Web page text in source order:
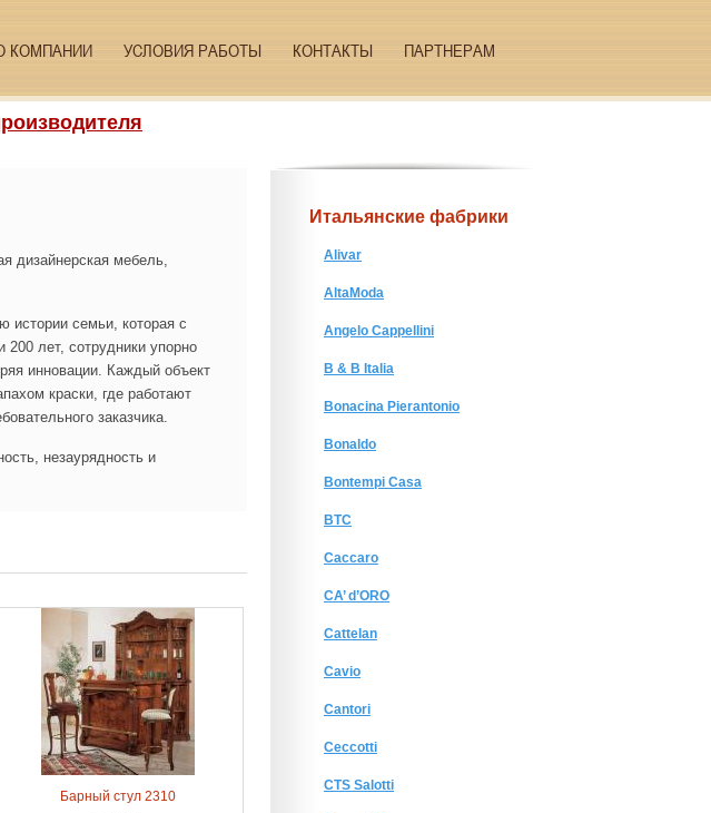
КОМПАНИИ УСЛОВИЯ РАБОТЫ КОНТАКТЫ ПАРТНЕРАМ
дизайнерская мебель,
истории семьи, которая с
лет, сотрудники упорно
инновации. Каждый объект
краски, где работают
заказчика.
незаурядность и
Барный стул 2310
Итальянские фабрики
Alivar
AltaModa
Angelo Cappellini
B & B Italia
Bonacina Pierantonio
Bonaldo
Bontempi Casa
BTC
Caccaro
CA’ d’ORO
Cattelan
Cavio
Cantori
Ceccotti
CTS Salotti